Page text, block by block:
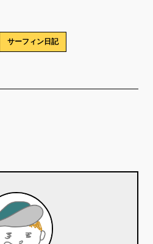
サーフィン日記